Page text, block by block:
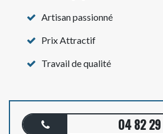
Artisan passionné
Prix Attractif
Travail de qualité
04 82